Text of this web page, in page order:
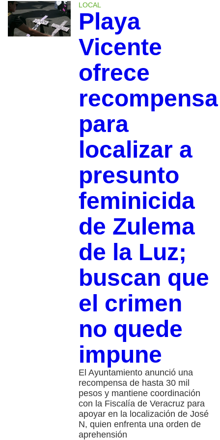
LOCAL
Playa
Vicente
ofrece
recompensa
para
localizar a
presunto
feminicida
de Zulema
de la Luz;
buscan que
el crimen
no quede
impune
El Ayuntamiento anunció una
recompensa de hasta 30 mil
pesos y mantiene coordinación
con la Fiscalía de Veracruz para
apoyar en la localización de José
N, quien enfrenta una orden de
aprehensión